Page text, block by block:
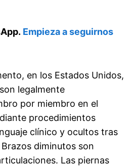
Empieza a seguirnos
en los Estados Unidos,
legalmente
por miembro en el
procedimientos
clínico y ocultos tras
diminutos son
Las piernas